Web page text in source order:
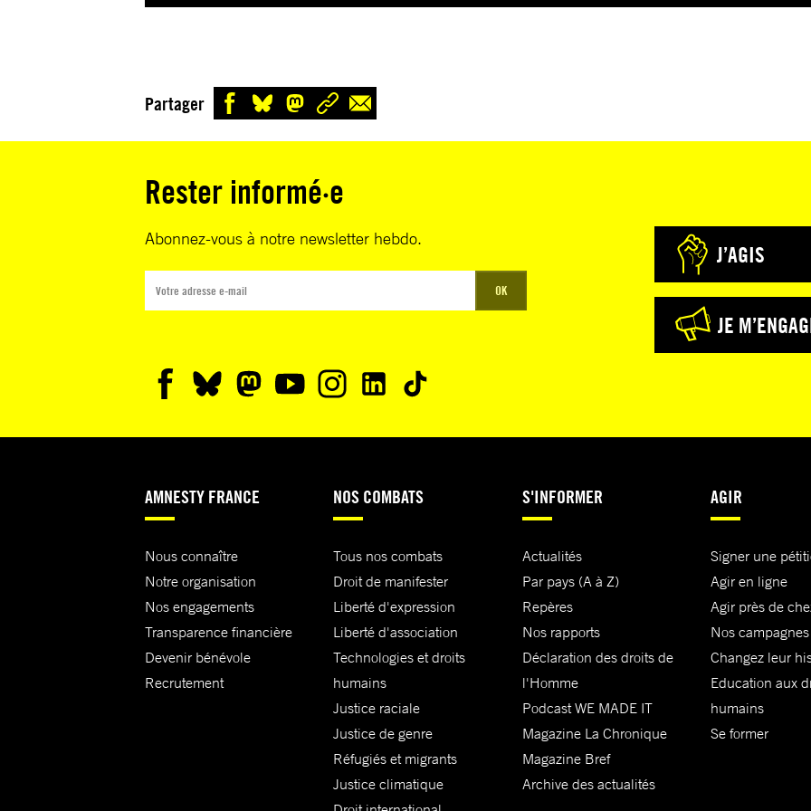
Partager
Rester informé·e
Abonnez-vous à notre newsletter hebdo.
OK
J’AGIS
JE
AMNESTY FRANCE
Nous connaître
Notre organisation
Nos engagements
Transparence financière
Devenir bénévole
Recrutement
NOS COMBATS
Tous nos combats
Droit de manifester
Liberté d'expression
Liberté d'association
Technologies et droits
humains
Justice raciale
Justice de genre
Réfugiés et migrants
Justice climatique
S'INFORMER
Actualités
Par pays (A à Z)
Repères
Nos rapports
Déclaration des droits de
l'Homme
Podcast WE MADE IT
Magazine La Chronique
Magazine Bref
Archive des actualités
AGIR
Signer une
Agir en ligne
Agir près de
Nos campagnes
Changez leur
Education aux
humains
Se former